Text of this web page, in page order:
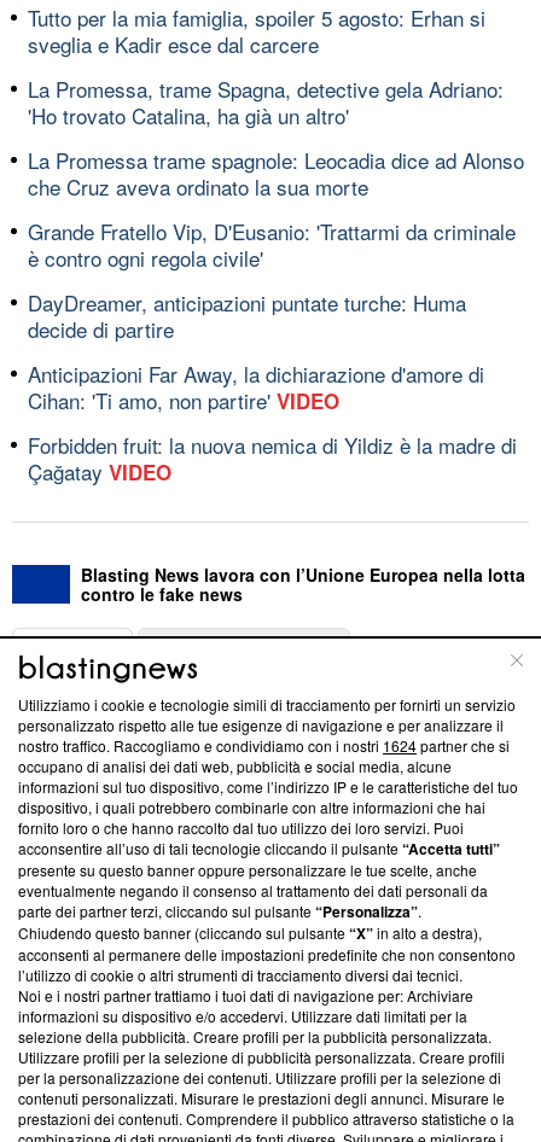
Tutto per la mia famiglia, spoiler 5 agosto: Erhan si
sveglia e Kadir esce dal carcere
La Promessa, trame Spagna, detective gela Adriano:
'Ho trovato Catalina, ha già un altro'
La Promessa trame spagnole: Leocadia dice ad Alonso
che Cruz aveva ordinato la sua morte
Grande Fratello Vip, D'Eusanio: 'Trattarmi da criminale
è contro ogni regola civile'
DayDreamer, anticipazioni puntate turche: Huma
decide di partire
Anticipazioni Far Away, la dichiarazione d'amore di
Cihan: 'Ti amo, non partire' VIDEO
Forbidden fruit: la nuova nemica di Yildiz è la madre di
Çağatay VIDEO
Blasting News lavora con l’Unione Europea nella lotta
contro le fake news
ABOUT
Questa sezione offre informazioni trasparenti su Blasting
News, sui nostri processi editoriali e su come ci impegniamo a
creare news di qualità. Inoltre, afferma la nostra aderenza a
‘Trust Project - News with Integrity’Blasting News non è
ancora membro del programma, ma ha richiesto di farne
parte; Trust Project non ha ancora effettuato una verifica di
conformità agli standard.
Su di noi
Team editoriale
Corporate
Redazione
Informativa Privacy
Cookie Policy
Utilizziamo i cookie e tecnologie simili di tracciamento per fornirti un servizio
personalizzato rispetto alle tue esigenze di navigazione e per analizzare il
nostro traffico. Raccogliamo e condividiamo con i nostri 1624partner che si
occupano di analisi dei dati web, pubblicità e social media, alcune
informazioni sul tuo dispositivo, come l’indirizzo IP e le caratteristiche del tuo
dispositivo, i quali potrebbero combinarle con altre informazioni che hai
fornito loro o che hanno raccolto dal tuo utilizzo dei loro servizi. Puoi
acconsentire all’uso di tali tecnologie cliccando il pulsante“Accetta tutti”
presente su questo banner oppure personalizzare le tue scelte, anche
eventualmente negando il consenso al trattamento dei dati personali da
parte dei partner terzi, cliccando sul pulsante“Personalizza”.
Chiudendo questo banner (cliccando sul pulsante“X”in alto a destra),
acconsenti al permanere delle impostazioni predefinite che non consentono
l’utilizzo di cookie o altri strumenti di tracciamento diversi dai tecnici.
Noi e i nostri partner trattiamo i tuoi dati di navigazione per: Archiviare
informazioni su dispositivo e/o accedervi. Utilizzare dati limitati per la
selezione della pubblicità. Creare profili per la pubblicità personalizzata.
Utilizzare profili per la selezione di pubblicità personalizzata. Creare profili
per la personalizzazione dei contenuti. Utilizzare profili per la selezione di
contenuti personalizzati. Misurare le prestazioni degli annunci. Misurare le
prestazioni dei contenuti. Comprendere il pubblico attraverso statistiche o la